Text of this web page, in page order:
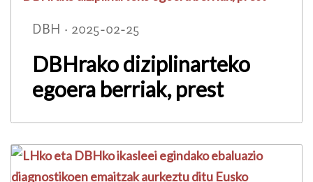
DBH · 2025-02-25
DBHrako diziplinarteko
egoera berriak, prest